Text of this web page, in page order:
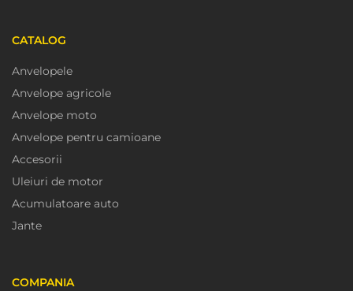
CATALOG
Anvelopele
Anvelope agricole
Anvelope moto
Anvelope pentru camioane
Accesorii
Uleiuri de motor
Acumulatoare auto
Jante
COMPANIA